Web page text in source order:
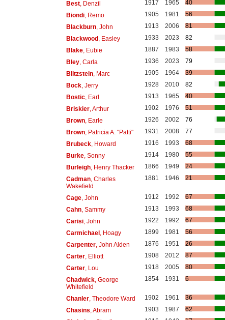
Best, Denzil 1917 1965
40
Biondi, Remo 1905 1981
56
Blackburn, John 1913 2006
81
Blackwood , Easley 1933 2023
82
Blake, Eubie 1887 1983
58
Bley, Carla 1936 2023
79
Blitzstein, Marc 1905 1964
39
Bock, Jerry 1928 2010
82
Bostic, Earl 1913 1965
40
Briskier, Arthur 1902 1976
51
Brown, Earle 1926 2002
76
Brown, Patricia A. "Patti" 1931 2008
77
Brubeck, Howard 1916 1993
68
Burke, Sonny 1914 1980
55
Burleigh, Henry Thacker 1866 1949
24
Cadman, Charles
Wakefield
1881 1946 21
Cage, John 1912 1992
67
Cahn, Sammy 1913 1993
68
Carisi, John 1922 1992
67
Carmichael , Hoagy 1899 1981
56
Carpenter, John Alden 1876 1951
26
Carter, Elliott 1908 2012
87
Carter, Lou 1918 2005
80
Chadwick, George
Whitefield
1854 1931 6
Chanler, Theodore Ward 1902 1961
36
Chasins, Abram 1903 1987
62